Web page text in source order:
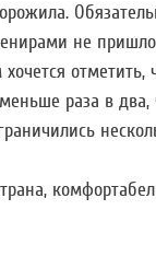
не
отметить,
раза в два,